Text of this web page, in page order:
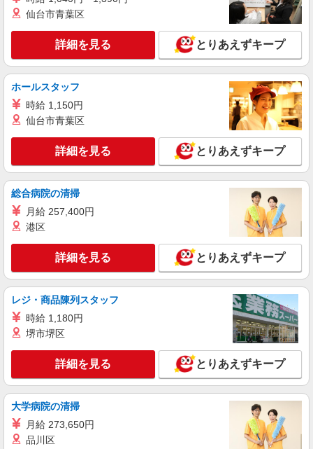
時給1650円〜2312円 ＜日払い有/週払い有/交
通費全支給(ガソリン代含む)＞
北区 来社不要/履歴書不要♪
キープ 詳細を見る
派遣社員
株式会社kotrio /●SW-H1-2069787
NEW
東十条駅★未経験OKの人間関係に悩まない
職場へ★サ高住スタッフ
時給1650円〜2312円 ＜日払い有/週払い有/交
キープ 詳細を見る
派遣社員
株式会社kotrio /●SW-H1-2100135
NEW
日収1.3万円〜☆【運転・配送】の経験があ
時給1650円〜2312円 ＜日払い有/週払い有/交
通費全支給(ガソリン代含む)＞
東京都北区
キープ 詳細を見る
職業紹介
株式会社kotrio /●SW-S-2078129
NEW
仙台市青葉区
詳細を見る とりあえずキープ
ホールスタッフ
時給 1,150円
仙台市青葉区
詳細を見る とりあえずキープ
総合病院の清掃
月給 257,400円
港区
詳細を見る とりあえずキープ
レジ・商品陳列スタッフ
時給 1,180円
堺市堺区
詳細を見る とりあえずキープ
大学病院の清掃
月給 273,650円
品川区